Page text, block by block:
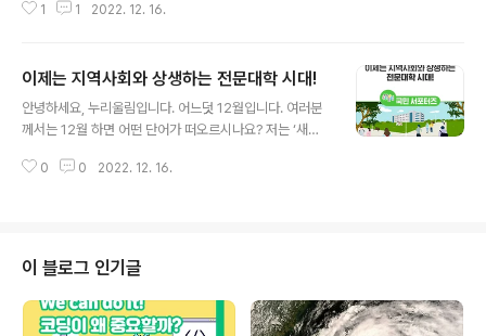
그램 등 와이키키팀과 함께 알아볼까요? 미디어 문해력(리
시지를 제대로 이해하고 다른 사람들과 소통하는 능력 - 미
디어 콘텐츠를 제작하는 능력 Q. 저작권은 창작물을 만드
는 순간 바로 발생한다? 정답 : O 저작권을 인정받기 위해
작물도 창작성이 있다면 저작물로 보호받을 수 있습니다.
1 1 2022. 12. 16.
이제는 지역사회와 상생하는 전문대학 시대!
안녕하세요, 누리울림입니다. 어느덧 12월입니다. 여러분
께서는 12월 하면 어떤 단어가 떠오르시나요? 저는 ‘새로
이하는 목표도 세우며 새로운 시작을 할 생각에 설레는데
합니다. 저와 함께 살펴볼까요? 고등직업교육거점지구 사
업이란? 우선, 오늘의 주제인 ‘고등직업교육거점지구(HiV
E) 사업’에 대해 설명해 드리겠습니다. HiVE는 벌집, 중심
지를 의미합니다. 벌은 벌집을 중심으로 주변 생태계와 상
0 0 2022. 12. 16.
이 블로그 인기글